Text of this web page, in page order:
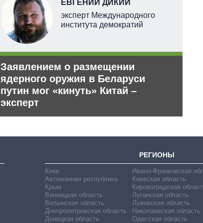
ЕВГЕНИЙ ДИКИЙ
эксперт Международного
института демократий
Заявлением о размещении
ядерного оружия в Беларуси
путин мог «кинуть» Китай –
эксперт
РЕГИОНЫ
Киев
Автономная республика
Крым
Винницкая область
Волынская область
Днепропетровская область
Донецкая область
Ивано-Франковская
Киевская область
Кировоградская
Луганская область
Львовская область
Николаевская область
Одесская область